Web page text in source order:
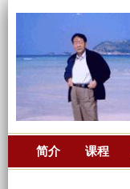
简介 课程